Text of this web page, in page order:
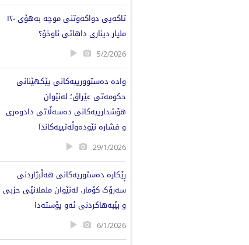
تاكەیی دواكەوتنی موچە بەهۆی ١٢٠
ملیار دیناری داهاتی ناوخۆ؟
5/2/2026
وادە دەستوورییەکانی پێکهێنانی
حکومەتی عێراق؛ لەنێوان
هۆشدارییەکانی دەسەڵاتی دادوەری
و فشارە نێودەوڵەتییەکاندا
29/1/2026
ڕێكارە دەستوریەکانی هەڵبژاردنی
سەرۆک کۆمار، لەنێوان ململانێی حزبی
و بێبەهاکردنی ئەو پۆستەدا
6/1/2026